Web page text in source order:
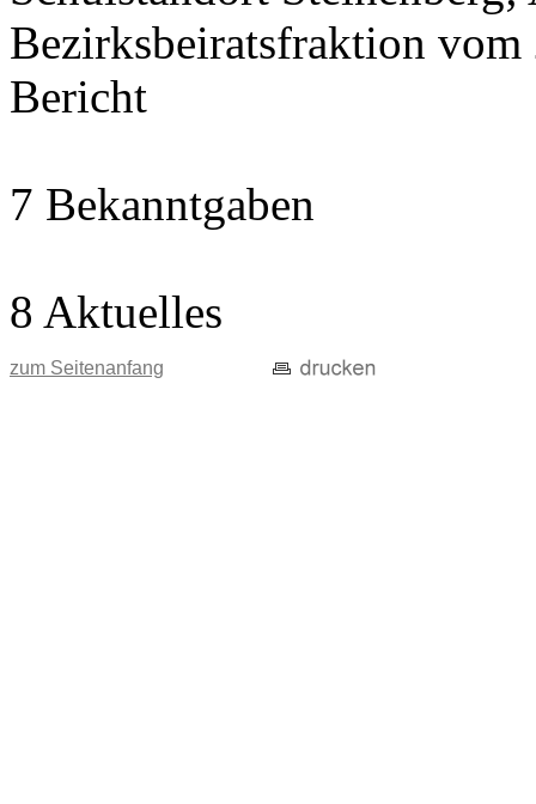
Bezirksbeiratsfraktion
Bericht
7 Bekanntgaben
8 Aktuelles
zum Seitenanfang